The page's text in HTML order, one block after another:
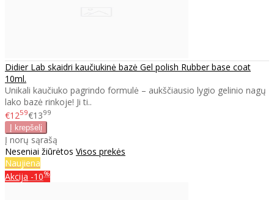
Didier Lab skaidri kaučiukinė bazė Gel polish Rubber base coat
10ml.
Unikali kaučiuko pagrindo formulė – aukščiausio lygio gelinio nagų
lako bazė rinkoje! Ji ti..
€1259€1399
Į norų sąrašą
Neseniai žiūrėtos Visos prekės
Naujiena
Akcija -10%